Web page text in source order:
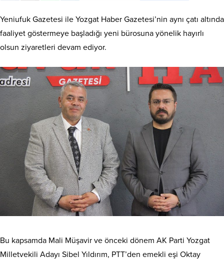
Yeniufuk Gazetesi ile Yozgat Haber Gazetesi’nin aynı çatı altında
faaliyet göstermeye başladığı yeni bürosuna yönelik hayırlı
olsun ziyaretleri devam ediyor.
Bu kapsamda Mali Müşavir ve önceki dönem AK Parti Yozgat
Milletvekili Adayı Sibel Yıldırım, PTT’den emekli eşi Oktay